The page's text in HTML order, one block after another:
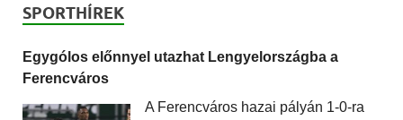
SPORTHÍREK
Egygólos előnnyel utazhat Lengyelországba a
Ferencváros
A Ferencváros hazai pályán 1-0-ra